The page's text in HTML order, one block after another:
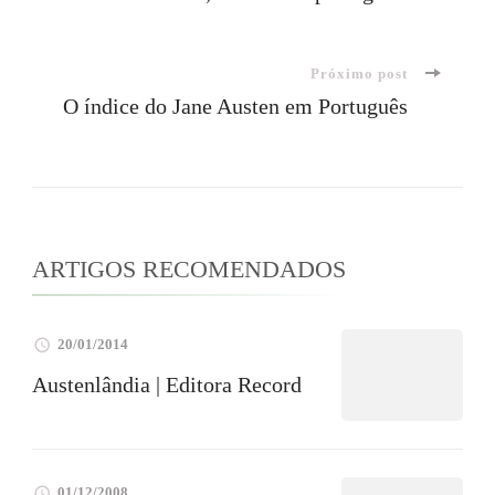
post
Próximo post
O índice do Jane Austen em Português
ARTIGOS RECOMENDADOS
20/01/2014
Austenlândia | Editora Record